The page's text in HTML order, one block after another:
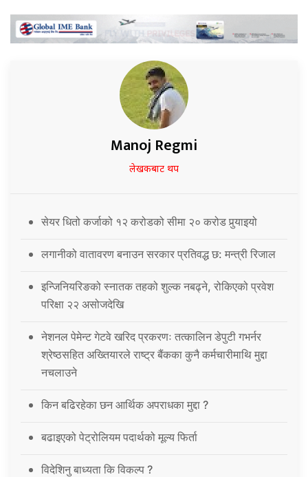
Manoj Regmi
लेखकबाट थप
सेयर धितो कर्जाको १२ करोडको सीमा २० करोड पुर्‍याइयो
लगानीको वातावरण बनाउन सरकार प्रतिवद्ध छ: मन्त्री रिजाल
इन्जिनियरिङको स्नातक तहको शुल्क नबढ्ने, रोकिएको प्रवेश
परिक्षा २२ असोजदेखि
नेशनल पेमेन्ट गेटवे खरिद प्रकरणः तत्कालिन डेपुटी गभर्नर
श्रेष्ठसहित अख्तियारले राष्ट्र बैंकका कुनै कर्मचारीमाथि मुद्दा
नचलाउने
किन बढिरहेका छन आर्थिक अपराधका मुद्दा ?
बढाइएको पेट्रोलियम पदार्थको मूल्य फिर्ता
विदेशिनु बाध्यता कि विकल्प ?